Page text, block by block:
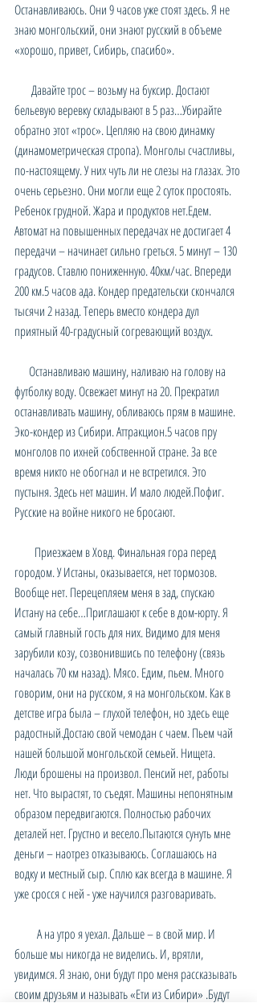
Останавливаюсь. Они 9 часов уже стоят здесь. Я не
знаю монгольский, они знают русский в объеме
«хорошо, привет, Сибирь, спасибо».
Давайте трос – возьму на буксир. Достают
бельевую веревку складывают в 5 раз…Убирайте
обратно этот «трос». Цепляю на свою динамку
(динамометрическая стропа). Монголы счастливы,
по-настоящему. У них чуть ли не слезы на глазах. Это
очень серьезно. Они могли еще 2 суток простоять.
Ребенок грудной. Жара и продуктов нет.Едем.
Автомат на повышенных передачах не достигает 4
передачи – начинает сильно греться. 5 минут – 130
градусов. Ставлю пониженную. 40км/час. Впереди
200 км.5 часов ада. Кондер предательски скончался
тысячи 2 назад. Теперь вместо кондера дул
приятный 40-градусный согревающий воздух.
Останавливаю машину, наливаю на голову на
футболку воду. Освежает минут на 20. Прекратил
останавливать машину, обливаюсь прям в машине.
Эко-кондер из Сибири. Аттракцион.5 часов пру
монголов по ихней собственной стране. За все
время никто не обогнал и не встретился. Это
пустыня. Здесь нет машин. И мало людей.Пофиг.
Русские на войне никого не бросают.
Приезжаем в Ховд. Финальная гора перед
городом. У Истаны, оказывается, нет тормозов.
Вообще нет. Перецепляем меня в зад, спускаю
Истану на себе…Приглашают к себе в дом-юрту. Я
самый главный гость для них. Видимо для меня
зарубили козу, созвонившись по телефону (связь
началась 70 км назад). Мясо. Едим, пьем. Много
говорим, они на русском, я на монгольском. Как в
детстве игра была – глухой телефон, но здесь еще
радостный.Достаю свой чемодан с чаем. Пьем чай
нашей большой монгольской семьей. Нищета.
Люди брошены на произвол. Пенсий нет, работы
нет. Что вырастят, то съедят. Машины непонятным
образом передвигаются. Полностью рабочих
деталей нет. Грустно и весело.Пытаются сунуть мне
деньги – наотрез отказываюсь. Соглашаюсь на
водку и местный сыр. Сплю как всегда в машине. Я
уже сросся с ней - уже научился разговаривать.
А на утро я уехал. Дальше – в свой мир. И
больше мы никогда не виделись. И, врятли,
увидимся. Я знаю, они будут про меня рассказывать
своим друзьям и называть «Ети из Сибири» .Будут